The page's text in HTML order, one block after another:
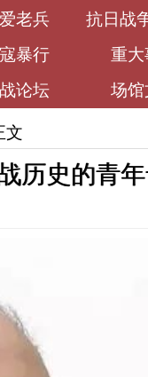
老兵 抗日战
暴行 重
论坛 场馆
文
历史的青